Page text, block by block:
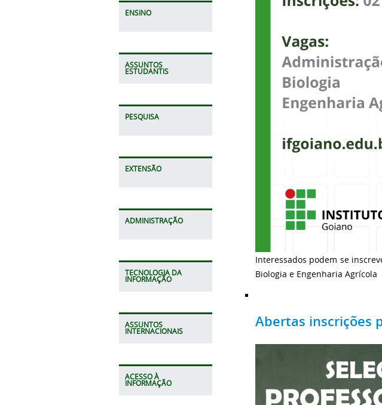
ENSINO
ASSUNTOS
ESTUDANTIS
PESQUISA
EXTENSÃO
ADMINISTRAÇÃO
TECNOLOGIA DA
INFORMAÇÃO
ASSUNTOS
INTERNACIONAIS
ACESSO À
INFORMAÇÃO
Interessados podem se
Biologia e Engenharia Agrícola
Abertas inscrições